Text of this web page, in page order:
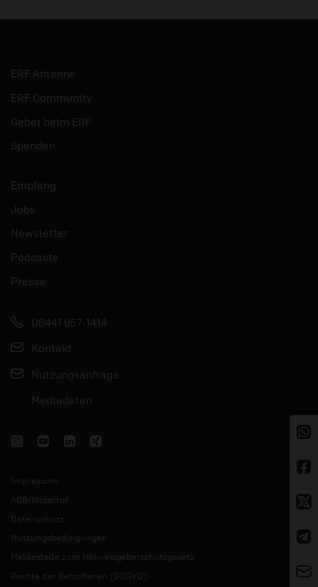
ERF Antenne
ERF Community
Gebet beim ERF
Spenden
Empfang
Jobs
Newsletter
Podcasts
Presse
06441 957-1414
Kontakt
Nutzungsanfrage
Mediadaten
Impressum
AGB/Widerruf
Datenschutz
Nutzungsbedingungen
Meldestelle zum Hinweisgeberschutzgesetz
Rechte der Betroffenen (DSGVO)